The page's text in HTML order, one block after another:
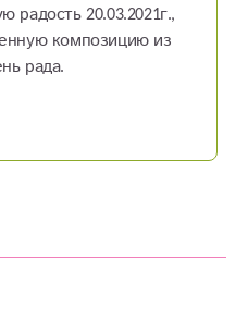
радость 20.03.2021г.,
композицию из
рада.